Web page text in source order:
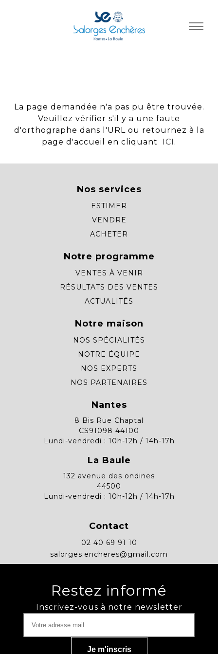
La page demandée n'a pas pu être trouvée.
Veuillez vérifier s'il y a une faute
d'orthographe dans l'URL ou retournez à la
page d'accueil en cliquant
ICI .
Nos services
ESTIMER
VENDRE
ACHETER
Notre programme
VENTES À VENIR
RÉSULTATS DES VENTES
ACTUALITÉS
Notre maison
NOS SPÉCIALITÉS
NOTRE ÉQUIPE
NOS EXPERTS
NOS PARTENAIRES
Nantes
8 Bis Rue Chaptal
CS91098 44100
Lundi-vendredi : 10h-12h / 14h-17h
La Baule
132 avenue des ondines
44500
Lundi-vendredi : 10h-12h / 14h-17h
Contact
02 40 69 91 10
salorges.encheres@gmail.com
Restez informé
Inscrivez-vous à notre newsletter